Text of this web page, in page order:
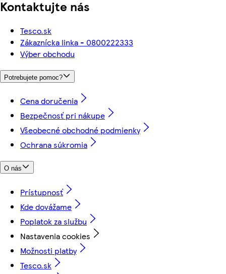
Kontaktujte nás
Tesco.sk
Zákaznícka linka - 0800222333
Výber obchodu
Potrebujete pomoc?
Cena doručenia
Bezpečnosť pri nákupe
Všeobecné obchodné podmienky
Ochrana súkromia
O nás
Prístupnosť
Kde dovážame
Poplatok za službu
Nastavenia cookies
Možnosti platby
Tesco.sk